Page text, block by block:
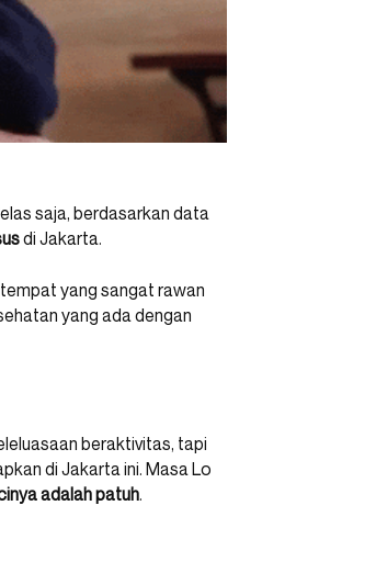
saja, berdasarkan data
di Jakarta.
yang sangat rawan
yang ada dengan
beraktivitas, tapi
di Jakarta ini. Masa Lo
adalah patuh.